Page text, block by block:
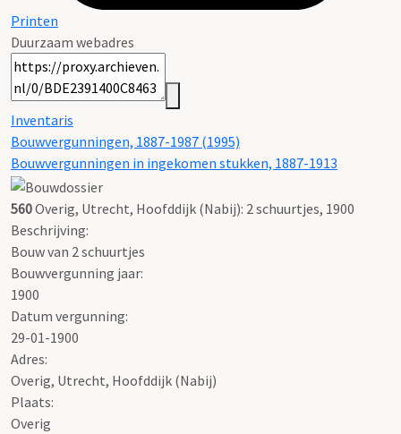
Printen
Duurzaam webadres
Inventaris
Bouwvergunningen, 1887-1987 (1995)
Bouwvergunningen in ingekomen stukken, 1887-1913
560Overig, Utrecht, Hoofddijk (Nabij): 2 schuurtjes, 1900
Beschrijving:
Bouw van 2 schuurtjes
Bouwvergunning jaar:
1900
Datum vergunning:
29-01-1900
Adres:
Overig, Utrecht, Hoofddijk (Nabij)
Plaats:
Overig